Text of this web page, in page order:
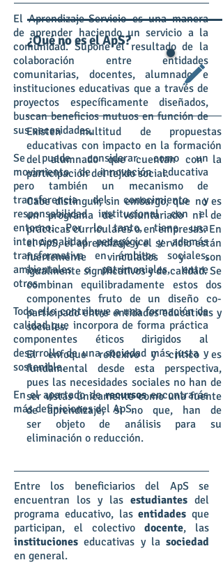
El Aprendizaje-Servicio es una manera
de aprender haciendo un servicio a la
comunidad. Supone el resultado de la
colaboración entre entidades
comunitarias, docentes, alumnado e
instituciones educativas que a través de
proyectos específicamente diseñados,
buscan beneficios mutuos en función de
sus necesidades.
Se puede considerar como un
movimiento de innovación educativa
pero también un mecanismo de
transferencia del conocimiento y
responsabilidad institucional con el
entorno. Por lo tanto, tiene una
intencionalidad pedagógica y además
transformativa en ámbitos sociales,
ambientales o patrimoniales, entre
otros.
Todo ello contribuye a una formación de
calidad que incorpora de forma práctica
componentes éticos dirigidos al
desarrollo de una sociedad más justa y
sostenible.
En el apartado derecursosencontrarás
más definiciones del ApS.
¿Qué no es el ApS?
Existen multitud de propuestas
educativas con impacto en la formación
del alumnado que cuentan con la
participación del tejido social.
Cabe distinguir, sin embargo, que no es
un programa de voluntariado ni de
prácticas curriculares o en empresas. En
el ApS, el aprendizaje y el servicio están
fuertemente vinculados y son
igualmente significativos y de calidad. Se
combinan equilibradamente estos dos
componentes fruto de un diseño co-
participado entre entidades educativas y
sociales.
El enfoque reflexivo y crítico es
fundamental desde esta perspectiva,
pues las necesidades sociales no han de
ser vistas únicamente como una fuente
de aprendizaje, si no que, han de
ser objeto de análisis para su
eliminación o reducción.
Entre los beneficiarios del ApS se
encuentran los y las estudiantes del
programa educativo, lasentidades que
participan, el colectivo docente, las
instituciones educativas y la sociedad
en general.